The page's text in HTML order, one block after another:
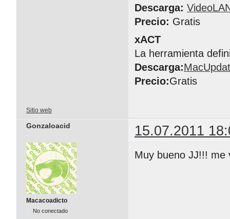
Descarga:
Precio: Gratis
xACT
La herramienta
Descarga:
Precio:Gratis
Sitio web
Gonzaloacid 15.07.2011
Macacoadicto
No conectado
Muy bueno JJ!!! me